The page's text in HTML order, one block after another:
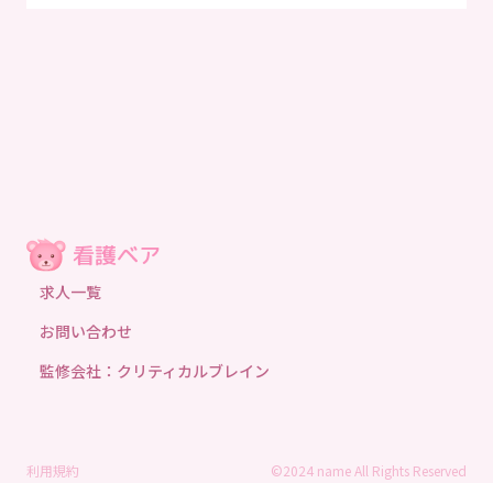
求人一覧
お問い合わせ
監修会社：クリティカルブレイン
利用規約
©2024 name All Rights Reserved